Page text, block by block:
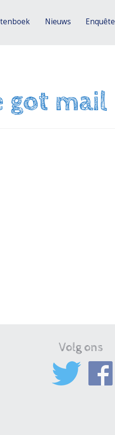
Nieuws Enquête
got mail
Volg ons